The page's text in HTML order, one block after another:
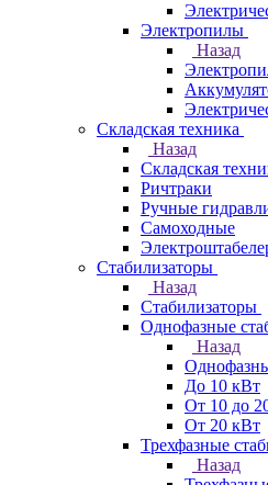
Электропилы
Назад
Складская техника
Назад
Складская
Ричтраки
Ручные
Самоходные
Стабилизаторы
Назад
Стабилизаторы
Однофазные
Назад
До 10 кВт
От 10 до
От 20 кВт
Трехфазные
Назад